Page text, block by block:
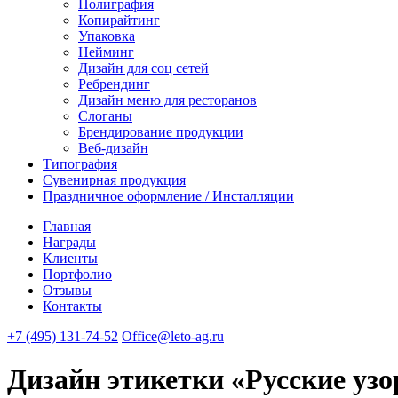
Полиграфия
Копирайтинг
Упаковка
Нейминг
Дизайн для соц сетей
Ребрендинг
Дизайн меню для ресторанов
Слоганы
Брендирование продукции
Веб-дизайн
Типография
Сувенирная продукция
Праздничное оформление / Инсталляции
Главная
Награды
Клиенты
Портфолио
Отзывы
Контакты
+7 (495) 131-74-52 Office@leto-ag.ru
Дизайн этикетки «Русские